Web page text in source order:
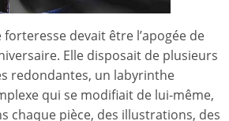
devait être l’apogée de
Elle disposait de plusieurs
redondantes, un labyrinthe
qui se modifiait de lui-même,
chaque pièce, des illustrations, des